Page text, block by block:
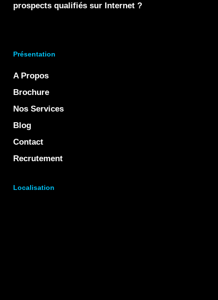
prospects qualifiés sur Internet ?
Présentation
A Propos
Brochure
Nos Services
Blog
Contact
Recrutement
Localisation